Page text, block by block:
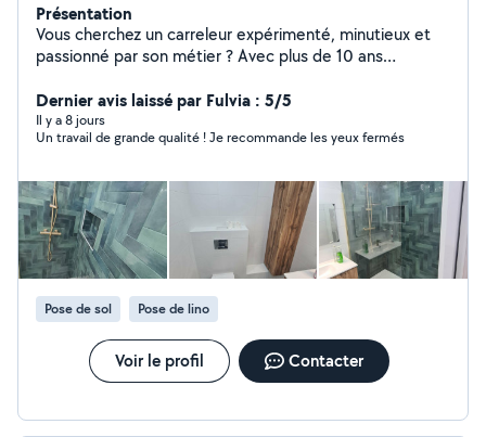
Présentation
Vous cherchez un carreleur expérimenté, minutieux et
passionné par son métier ? Avec plus de 10 ans
travail de qualité, durable et esthétique pour tous vos
projets de construction ou de rénovation. Prestations
proposées : Pose de carrelage extérieur et intérieur
réparation. Pose de bac à douche et meuble .
Raccordement plomberie et finitions soignées.
Intervention rapide et respect des délais. Contactez-
moi dès aujourd'hui pour donner de style et de la
solidité à vos surfaces.
Dernier avis laissé par Fulvia : 5/5
Il y a 8 jours
Un travail de grande qualité ! Je recommande les yeux fermés
Pose de sol Pose de lino
Voir le profil Contacter